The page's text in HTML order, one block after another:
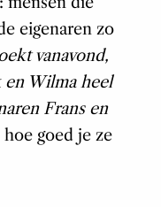
eigenaren zo
vanavond,
en Wilma heel
Frans en
goed je ze